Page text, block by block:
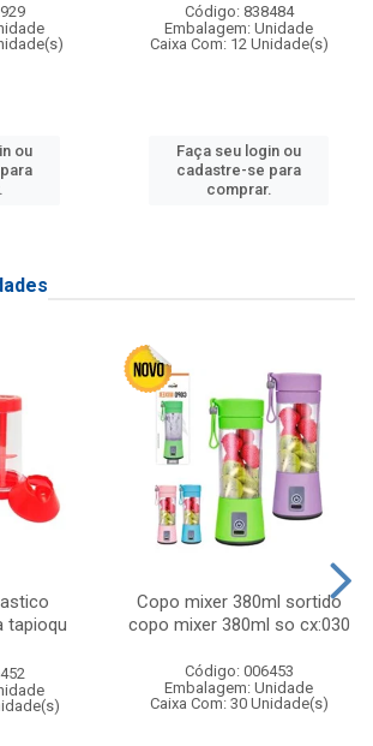
ou
Código: 838484
Embalagem: Unidade
Caixa Com: 12 Unidade(s)
Faça seu login ou
cadastre-se para
comprar.
tapioqu
Copo mixer 380ml sortido
copo mixer 380ml so cx:030
Código: 006453
Embalagem: Unidade
Caixa Com: 30 Unidade(s)